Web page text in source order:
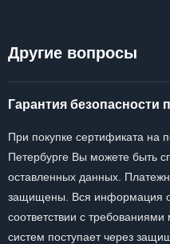
Другие вопросы
Гарантия безопасности
При покупке сертификата на
Петербурге Вы можете быть
оставленных данных.
защищены. Вся информация о
соответствии с
систем поступает через